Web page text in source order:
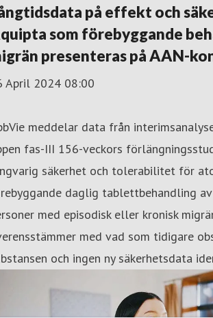
på effekt och
som förebyggande
presenteras på AAN-
April 2024 08:00
meddelar data från
fas-III 156-veckors
säkerhet och tolerabilitet för
daglig tablettbehandling
med episodisk eller kronisk
med vad som tidigare
och ingen ny säkerhetsdata